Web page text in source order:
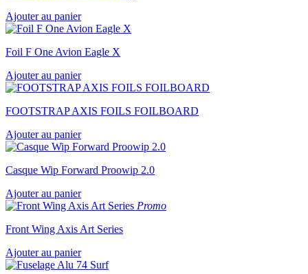
Ajouter au panier
Foil F One Avion Eagle X
Ajouter au panier
FOOTSTRAP AXIS FOILS FOILBOARD
Ajouter au panier
Casque Wip Forward Proowip 2.0
Ajouter au panier
Promo
Front Wing Axis Art Series
Ajouter au panier